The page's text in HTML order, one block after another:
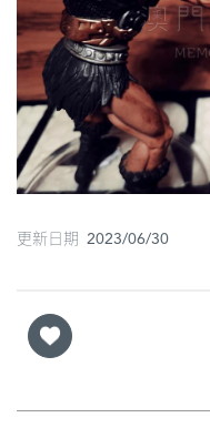
地
圖
媽
閣
寺
廟
巴
街
更新日期 2023/06/30